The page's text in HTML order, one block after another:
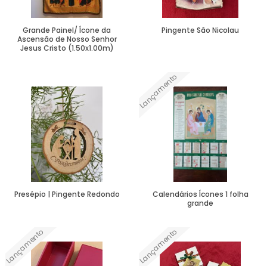
Grande Painel/ Ícone da
Ascensão de Nosso Senhor
Jesus Cristo (1.50x1.00m)
Pingente São Nicolau
Presépio | Pingente Redondo
Lançamento
Calendários Ícones 1 folha
grande
Lançamento Lançamento